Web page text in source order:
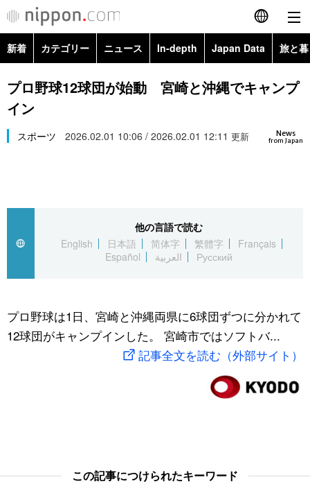
English
简体字
Русский
カテゴリー
経済・ビジネス
国際
文化
トップ
アーカイブ
In-depth
Japan Data
動画/Live
新着 カテゴリー ニュース In-depth Japan Data 旅と
政治・外交
経済・ビジネス
スポーツ・東京2020
Topics
プロ野球12球団が始動 宮崎と沖縄でキャンプ
イン
News
from Japan
スポーツ 2026.02.01 10:06 / 2026.02.01 12:11 更新
他の言語で読む
English
日本語 简体字 繁體字
Français
Español
العربية Русский
プロ野球は1日、宮崎と沖縄両県に6球団ずつに分かれて
12球団がキャンプインした。 宮崎市ではソフトバ...
記事全文を読む（外部サイト）
この記事につけられたキーワード